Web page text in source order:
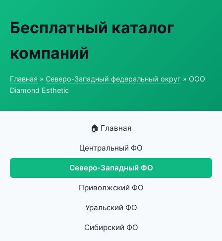
Бесплатный каталог
компаний
Главная » Северо-Западный федеральный округ » ООО
Diamond Esthetic
🏠 Главная
Центральный ФО
Северо-Западный ФО
Приволжский ФО
Уральский ФО
Сибирский ФО